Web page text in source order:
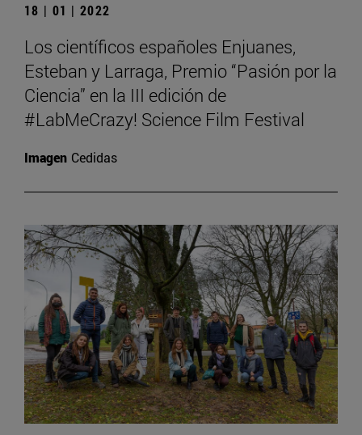
18 | 01 | 2022
Los científicos españoles Enjuanes,
Esteban y Larraga, Premio “Pasión por la
Ciencia” en la III edición de
#LabMeCrazy! Science Film Festival
Imagen Cedidas